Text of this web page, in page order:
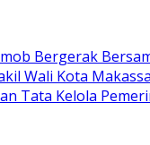
Bergerak
Wali Kota
Tata Kelola